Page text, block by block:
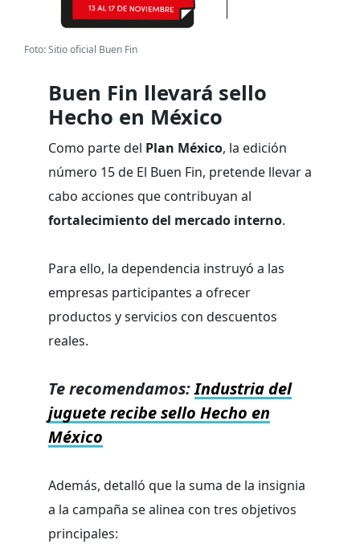
Foto: Sitio oficial Buen Fin
Buen Fin llevará sello
Hecho en México
Como parte del Plan México, la edición
número 15 de El Buen Fin, pretende llevar a
cabo acciones que contribuyan al
fortalecimiento del mercado interno.
Para ello, la dependencia instruyó a las
empresas participantes a ofrecer
productos y servicios con descuentos
reales.
Te recomendamos:Industria del
juguete recibe sello Hecho en
México
Además, detalló que la suma de la insignia
a la campaña se alinea con tres objetivos
principales: